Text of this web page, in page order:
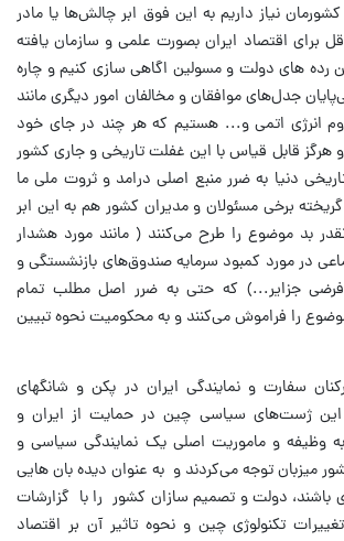
نیاز داریم به این فوق ابر چالش‌ها یا مادر
برای اقتصاد ایران بصورت علمی و سازمان یافته
رده های دولت و مسولین اگاهی سازی کنیم و چاره
جدل‌های موافقان و مخالفان امور دیگری مانند
انرژی اتمی و... هستیم که هر چند در جای خود
هرگز قابل قیاس با این غفلت تاریخی و جاری کشور
دنیا به ضرر منبع اصلی درامد و ثروت ملی ما
برخی مسئولان و مدیران کشور هم به این ابر
بد موضوع را طرح می‌کنند ( مانند مورد هشدار
در مورد کمبود سرمایه صندوق‌های بازنشستگی و
جزایر...) که حتی به ضرر اصل مطلب تمام
را فراموش می‌کنند و به محکومیت نحوه تبیین
سفارت و نمایندگی ایران در پکن و شانگهای
ژست‌های سیاسی چین در حمایت از ایران و
وظیفه و ماموریت اصلی یک نمایندگی سیاسی و
میزبان توجه می‌کردند و به عنوان دیده بان هایی
باشند، دولت و تصمیم سازان کشور را با گزارشات
تکنولوژی چین و نحوه تاثیر آن بر اقتصاد